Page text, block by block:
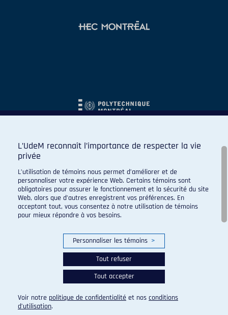
© 2026 Carabins de l'Université de Montréal. Tous droits
réservés.
Paramètres des témoins
L’UdeM reconnaît l’importance de respecter la vie
privée
L’utilisation de témoins nous permet d’améliorer et de
personnaliser votre expérience Web. Certains témoins sont
obligatoires pour assurer le fonctionnement et la sécurité du site
Web, alors que d’autres enregistrent vos préférences. En
acceptant tout, vous consentez à notre utilisation de témoins
pour mieux répondre à vos besoins.
Personnaliser les témoins >
Tout refuser
Tout accepter
Voir notre politique de confidentialité et nos conditions
d’utilisation.